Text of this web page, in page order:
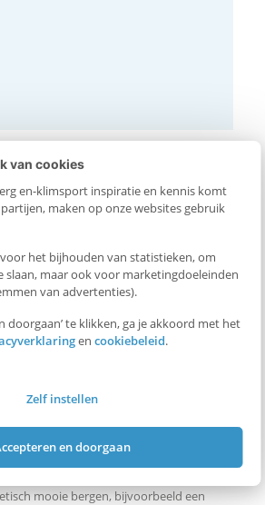
van cookies
en-klimsport inspiratie en kennis komt
maken op onze websites gebruik
het bijhouden van statistieken, om
slaan, maar ook voor marketingdoeleinden
van advertenties).
doorgaan’ te klikken, ga je akkoord met het
encookiebeleid.
Zelf instellen
en doorgaan
een expeditie? Daarvoor is het
verleden te kijken. Zo’n honderd jaar
te beklimmen. Ze werkten in grote teams,
en waren vaak maanden
is het begrip expeditie een stuk
van het internet is het absoluut niet
nog steeds een trip naar een weinig
betekent dit dat je een nieuwe route
onbeklommen berg. Ik hou zelf van
mooie bergen, bijvoorbeeld een